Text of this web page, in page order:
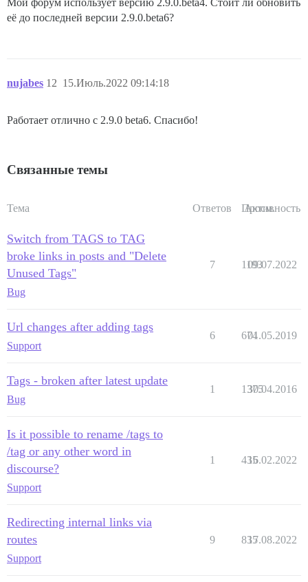
её до последней версии 2.9.0.beta6?
nujabes 15.Июль.2022 09:14:18
12
Работает отлично с 2.9.0 beta6. Спасибо!
Связанные темы
Тема Ответов Просм.
Активность
Switch from TAGS to TAG
broke links in posts and "Delete
Unused Tags"
Bug
7 1193
09.07.2022
Url changes after adding tags
Support
6 674
01.05.2019
Tags - broken after latest update
Bug
1 1375
30.04.2016
Is it possible to rename /tags to
/tag or any other word in
discourse?
Support
1 435
16.02.2022
Redirecting internal links via
routes
Support
9 835
17.08.2022